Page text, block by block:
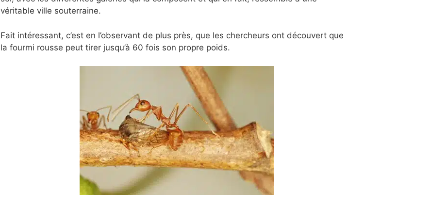
véritable ville souterraine.
Fait intéressant, c’est en l’observant de plus près, que les chercheurs ont découvert que
la fourmi rousse peut tirer jusqu’à 60 fois son propre poids.